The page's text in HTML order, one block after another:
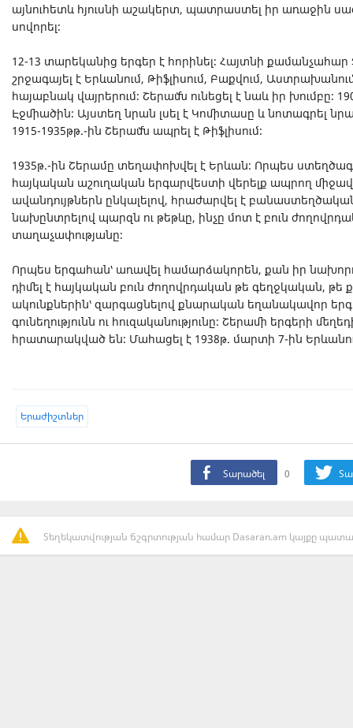
այնուհետև հյուսնի աշակերտ, պատրաստել իր առաջին
սովորել։
12-13 տարեկանից երգեր է հորինել։ Հայտնի քամանչահար
շրջագայել է Երևանում, Թիֆլիսում, Բաքվում,
հայաբնակ վայրերում։ Շերամն ունեցել է նաև իր խումբը։
Էջմիածին։ Այստեղ նրան լսել է Կոմիտասը և նոտագրել նրա
1915-1935թթ.-ին Շերամն ապրել է Թիֆլիսում։
1935թ.-ին Շերամը տեղափոխվել է Երևան։ Որպես
հայկական աշուղական երգարվեստի վերելք ապրող
ավանդույթներն ընկալելով, հրաժարվել է
նախընտրելով պարզն ու թեթևը, ինչը մոտ է բուն
տաղաչափությանը։
Որպես երգահան՝ առավել համարձակորեն, քան իր
դիմել է հայկական բուն ժողովրդական թե գեղջկական,
ակունքներին՝ զարգացնելով քնարական եղանակավոր
գունեղությունն ու հուզականությունը։ Շերամի երգերի
հրատարակված են։ Մահացել է 1938թ. մարտի 7-ին
Երաժիշտներ
Տարածել 0
Տեղեկատվության ճշգրտության համար Dasaran.am կայքը